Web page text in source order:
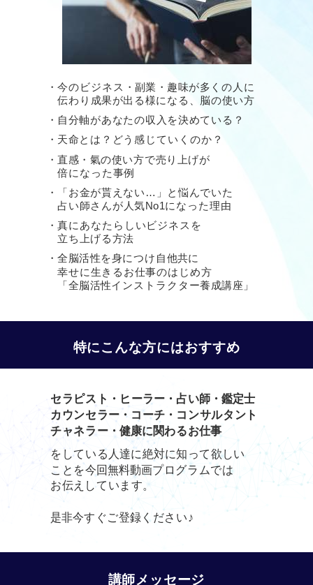
特にこんな方にはおすすめ
セラピスト・ヒーラー・占い師・鑑定士
カウンセラー・コーチ・コンサルタント
チャネラー・健康に関わるお仕事
をしている人達に絶対に知って欲しい
ことを今回無料動画プログラムでは
お伝えしています。
是非今すぐご登録ください♪
講師メッセージ
・今のビジネス・副業・趣味が多くの人に
伝わり 成果が出る様になる、脳の使い方
・自分軸があなたの収入を決めている？
・天命とは？どう感じていくのか？
・直感・氣の使い方で売り上げが
倍になった事例
・「お金が貰えない…」と悩んでいた
占い師さんが 人気No1になった理由
・真にあなたらしいビジネスを
立ち上げる方法
・全脳活性を身につけ自他共に
幸せに生きる お仕事のはじめ方
「全脳活性インストラクター養成講座」